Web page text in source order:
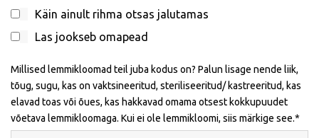
Käin ainult rihma otsas jalutamas
Las jookseb omapead
Millised lemmikloomad teil juba kodus on? Palun lisage nende liik,
tõug, sugu, kas on vaktsineeritud, steriliseeritud/ kastreeritud, kas
elavad toas või õues, kas hakkavad omama otsest kokkupuudet
võetava lemmikloomaga. Kui ei ole lemmikloomi, siis märkige see.